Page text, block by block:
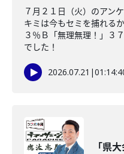
７月２１日（火）のアン
キミは今もセミを捕れる
３％Ｂ「無理無理！」３
でした！
2026.07.21 |
「県